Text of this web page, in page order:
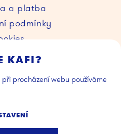
a platba
podmínky
Francin
KAFI?
procházení webu používáme